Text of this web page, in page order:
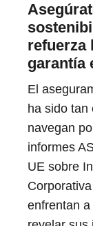
refuerza
garantía
El
ha sido tan
navegan
informes
UE sobre
enfrentan